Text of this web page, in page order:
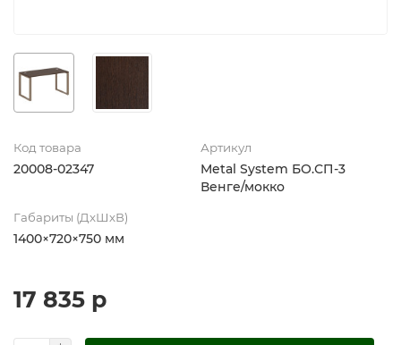
Код товара
20008-02347
Артикул
Metal System БО.СП-3
Венге/мокко
Габариты (ДхШхВ)
1400×720×750 мм
17 835 р